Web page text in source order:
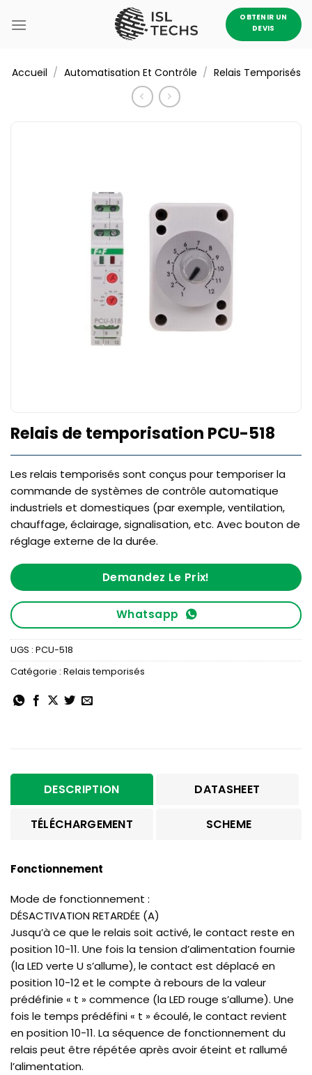
au
OBTENIR UN
DEVIS
Accueil / Automatisation Et Contrôle / Relais Temporisés
Relais de temporisation PCU-518
Les relais temporisés sont conçus pour temporiser la
commande de systèmes de contrôle automatique
industriels et domestiques (par exemple, ventilation,
chauffage, éclairage, signalisation, etc. Avec bouton de
réglage externe de la durée.
Demandez Le Prix!
Whatsapp
UGS : PCU-518
Catégorie : Relais temporisés
DESCRIPTION DATASHEET
TÉLÉCHARGEMENT SCHEME
Fonctionnement
Mode de fonctionnement :
DÉSACTIVATION RETARDÉE (A)
Jusqu’à ce que le relais soit activé, le contact reste en
position 10-11. Une fois la tension d’alimentation fournie
(la LED verte U s’allume), le contact est déplacé en
position 10-12 et le compte à rebours de la valeur
prédéfinie « t » commence (la LED rouge s’allume). Une
fois le temps prédéfini « t » écoulé, le contact revient
en position 10-11. La séquence de fonctionnement du
relais peut être répétée après avoir éteint et rallumé
l’alimentation.